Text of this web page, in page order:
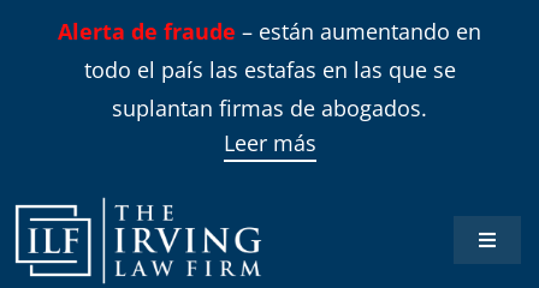
Alerta de fraude – están aumentando en
todo el país las estafas en las que se
suplantan firmas de abogados.
Leer más
Toggle